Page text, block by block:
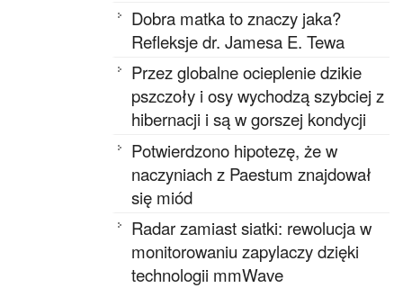
Dobra matka to znaczy jaka?
Refleksje dr. Jamesa E. Tewa
Przez globalne ocieplenie dzikie
pszczoły i osy wychodzą szybciej z
hibernacji i są w gorszej kondycji
Potwierdzono hipotezę, że w
naczyniach z Paestum znajdował
się miód
Radar zamiast siatki: rewolucja w
monitorowaniu zapylaczy dzięki
technologii mmWave